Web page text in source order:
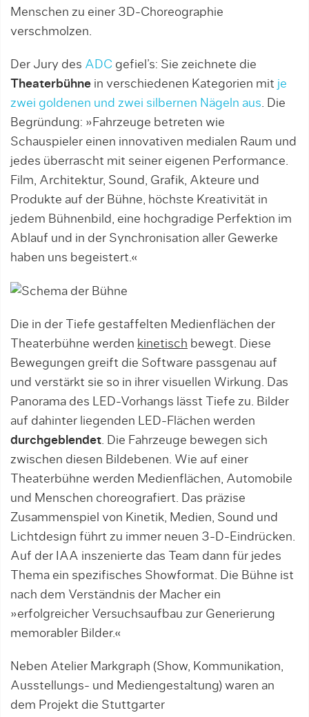
Menschen zu einer 3D-Choreographie
verschmolzen.
Der Jury des ADC gefiel’s: Sie zeichnete die
Theaterbühne in verschiedenen Kategorien mit je
zwei goldenen und zwei silbernen Nägeln aus. Die
Begründung: »Fahrzeuge betreten wie
Schauspieler einen innovativen medialen Raum und
jedes überrascht mit seiner eigenen Performance.
Film, Architektur, Sound, Grafik, Akteure und
Produkte auf der Bühne, höchste Kreativität in
jedem Bühnenbild, eine hochgradige Perfektion im
Ablauf und in der Synchronisation aller Gewerke
haben uns begeistert.«
Die in der Tiefe gestaffelten Medienflächen der
Theaterbühne werden kinetisch bewegt. Diese
Bewegungen greift die Software passgenau auf
und verstärkt sie so in ihrer visuellen Wirkung. Das
Panorama des LED-Vorhangs lässt Tiefe zu. Bilder
auf dahinter liegenden LED-Flächen werden
durchgeblendet . Die Fahrzeuge bewegen sich
zwischen diesen Bildebenen. Wie auf einer
Theaterbühne werden Medienflächen, Automobile
und Menschen choreografiert. Das präzise
Zusammenspiel von Kinetik, Medien, Sound und
Lichtdesign führt zu immer neuen 3-D-Eindrücken.
Auf der IAA inszenierte das Team dann für jedes
Thema ein spezifisches Showformat. Die Bühne ist
nach dem Verständnis der Macher ein
»erfolgreicher Versuchsaufbau zur Generierung
memorabler Bilder.«
Neben Atelier Markgraph (Show, Kommunikation,
Ausstellungs- und Mediengestaltung) waren an
dem Projekt die Stuttgarter